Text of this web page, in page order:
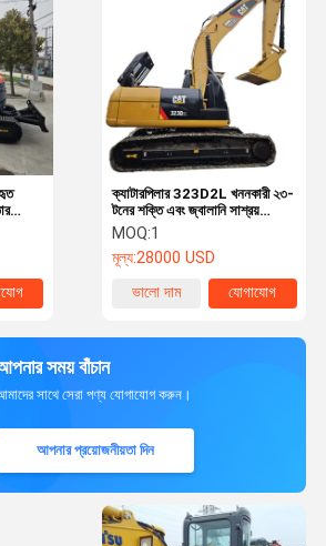
ক্যাটারপিলার 323D2L খননকারী ২৩-
টনের শক্তি এবং জ্বালানি সাশ্রয়
একত্রিত করে মাঝারি আকারের খনন
প্রকল্পের জন্য খরচ-সাশ্রয়ী সমাধান দেয়
MOQ:1
মূল্য:28000 USD
ভালো দাম
যোগাযোগ
সময় বাঁচান
সাথে সেরা পণ্য যোগাযোগ করুন।
আপনার প্রয়োজনীয়তা দিন